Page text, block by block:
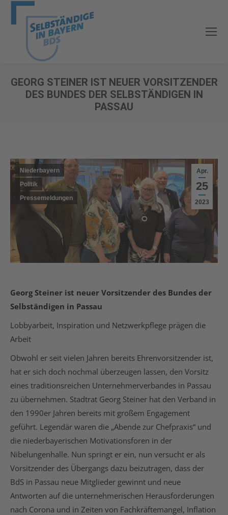
GEORG STEINER IST NEUER VORSITZENDER
DES BUNDES DER SELBSTÄNDIGEN IN
PASSAU
Apr.
25
2023
Niederbayern
Politik
Pressemeldungen
Georg Steiner ist neuer Vorsitzender des Bundes der
Selbständigen in Passau
Lobbyarbeit, Inspiration und Netzwerkpflege prägen die
Arbeit
Obwohl er seit vielen Jahren bereits Ehrenvorsitzender ist,
hat er sich doch nochmal überzeugen lassen, den Vorsitz
eines traditionsreichen Unternehmerverbandes in Passau
zu übernehmen. Stadtrat Georg Steiner hat den Verband in
den 1990er Jahren bereits mit großem Engagement
geführt. Legendär waren die „Abende zur Chefpraxis“ und
die niederbayerischen Motivationsforen in der
Nibelungenhalle. Nun springt er ein, nun versucht er als
Vorsitzender des Übergangs dazu beizutragen, dass der
BdS in Passau neue Mitglieder gewinnt und neue
Antworten auf die unternehmerischen Herausforderungen
nach Corona und in Zeiten von Fachkräftemangel, Inflation